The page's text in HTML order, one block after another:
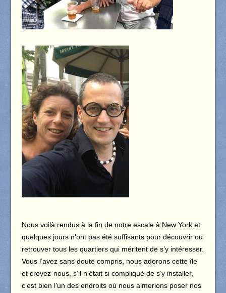
Nous voilà rendus à la fin de notre escale à New York et
quelques jours n’ont pas été suffisants pour découvrir ou
retrouver tous les quartiers qui méritent de s’y intéresser.
Vous l’avez sans doute compris, nous adorons cette île
et croyez-nous, s’il n’était si compliqué de s’y installer,
c’est bien l’un des endroits où nous aimerions poser nos